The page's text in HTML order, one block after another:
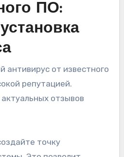
ПО:
от известного
репутацией.
отзывов
точку